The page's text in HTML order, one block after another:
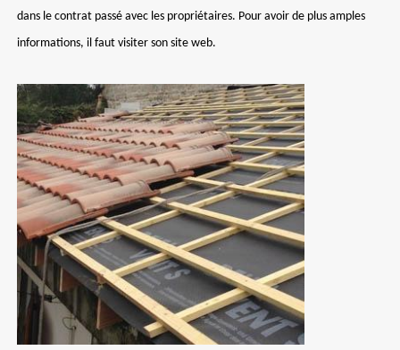
dans le contrat passé avec les propriétaires. Pour avoir de plus amples
informations, il faut visiter son site web.